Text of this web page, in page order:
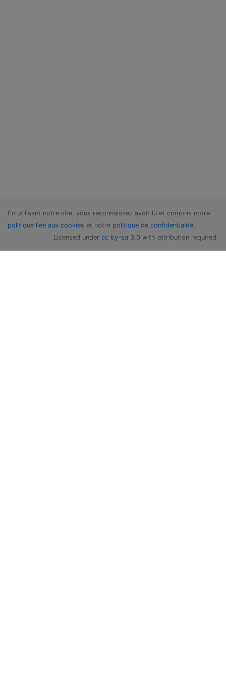
En utilisant notre site, vous reconnaissez avoir lu et compris notre
politique liée aux cookies et notre politique de confidentialité.
Licensed under cc by-sa 3.0 with attribution required.